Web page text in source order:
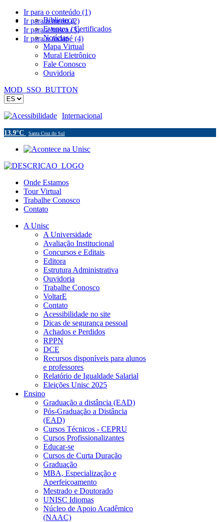
Ir para o conteúdo (1)
Ir para o menu (2)
Ir para a busca (3)
Ir para o rodapé (4)
Biblioteca
Eventos / Certificados
Notícias
Mapa Virtual
Mural Eletrônico
Fale Conosco
Ouvidoria
MOD_SSO_BUTTON
Acessibilidade Internacional
13.9°C Santa Cruz do Sul
Onde Estamos
Tour Virtual
Trabalhe Conosco
Contato
A Unisc
A Universidade
Avaliação Institucional
Concursos e Editais
Editora
Estrutura Administrativa
Ouvidoria
Trabalhe Conosco
VoltarE
Contato
Acessibilidade no site
Dicas de segurança pessoal
Achados e Perdidos
RPPN
DCE
Recursos disponíveis para alunos
e professores
Relatório de Igualdade Salarial
Eleições Unisc 2025
Ensino
Graduação a distância (EAD)
Pós-Graduação a Distância
(EAD)
Cursos Técnicos - CEPRU
Cursos Profissionalizantes
Educar-se
Cursos de Curta Duração
Graduação
MBA, Especialização e
Aperfeiçoamento
Mestrado e Doutorado
UNISC Idiomas
Núcleo de Apoio Acadêmico
(NAAC)